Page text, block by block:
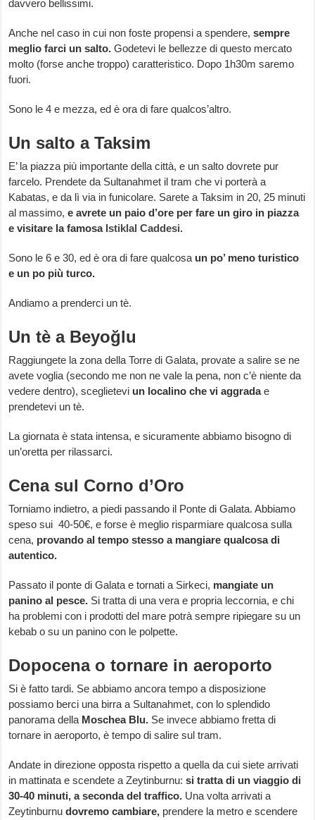
davvero bellissimi.
Anche nel caso in cui non foste propensi a spendere,sempre
meglio farci un salto.Godetevi le bellezze di questo mercato
molto (forse anche troppo) caratteristico. Dopo 1h30m saremo
fuori.
Sono le 4 e mezza, ed è ora di fare qualcos’altro.
Un salto a Taksim
E’ la piazza più importante della città, e un salto dovrete pur
farcelo. Prendete da Sultanahmet il tram che vi porterà a
Kabatas, e da lì via in funicolare. Sarete a Taksim in 20, 25 minuti
al massimo,e avrete un paio d’ore per fare un giro in piazza
e visitare la famosa Istiklal Caddesi.
Sono le 6 e 30, ed è ora di fare qualcosa un po’ meno turistico
e un po più turco.
Andiamo a prenderci un tè.
Un tè a Beyoğlu
Raggiungete la zona della Torre di Galata, provate a salire se ne
avete voglia (secondo me non ne vale la pena, non c’è niente da
vedere dentro), sceglietevi un localino che vi aggradae
prendetevi un tè.
La giornata è stata intensa, e sicuramente abbiamo bisogno di
un’oretta per rilassarci.
Cena sul Corno d’Oro
Torniamo indietro, a piedi passando il Ponte di Galata. Abbiamo
speso sui 40-50€, e forse è meglio risparmiare qualcosa sulla
cena, provando al tempo stesso a mangiare qualcosa di
autentico.
Passato il ponte di Galata e tornati a Sirkeci, mangiate un
panino al pesce. Si tratta di una vera e propria leccornia, e chi
ha problemi con i prodotti del mare potrà sempre ripiegare su un
kebab o su un panino con le polpette.
Dopocena o tornare in aeroporto
Si è fatto tardi. Se abbiamo ancora tempo a disposizione
possiamo berci una birra a Sultanahmet, con lo splendido
panorama della Moschea Blu. Se invece abbiamo fretta di
tornare in aeroporto, è tempo di salire sul tram.
Andate in direzione opposta rispetto a quella da cui siete arrivati
in mattinata e scendete a Zeytinburnu:si tratta di un viaggio di
30-40 minuti, a seconda del traffico. Una volta arrivati a
Zeytinburnudovremo cambiare, prendere la metro e scendere